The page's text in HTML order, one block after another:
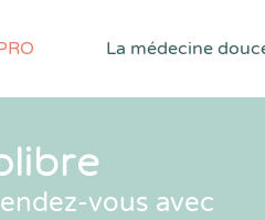
La médecine
vous avec